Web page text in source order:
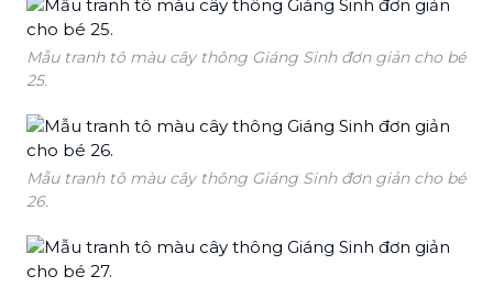
Mẫu tranh tô màu cây thông Giáng Sinh đơn giản cho bé
25.
Mẫu tranh tô màu cây thông Giáng Sinh đơn giản cho bé
26.